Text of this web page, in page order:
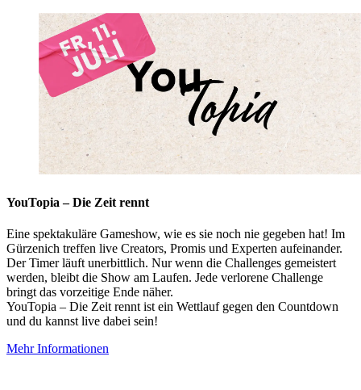
YouTopia – Die Zeit rennt
Eine spektakuläre Gameshow, wie es sie noch nie gegeben hat! Im
Gürzenich treffen live Creators, Promis und Experten aufeinander.
Der Timer läuft unerbittlich. Nur wenn die Challenges gemeistert
werden, bleibt die Show am Laufen. Jede verlorene Challenge
bringt das vorzeitige Ende näher.
YouTopia – Die Zeit rennt ist ein Wettlauf gegen den Countdown
und du kannst live dabei sein!
Mehr Informationen